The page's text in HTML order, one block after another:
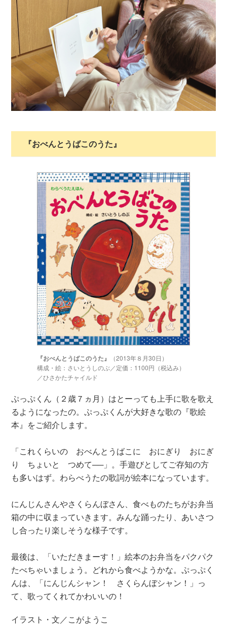
『おべんとうばこのうた』
『おべんとうばこのうた』
（2013年８月30日）
構成・絵：さいとうしのぶ／定価：1100円（税込み）
／ひさかたチャイルド
ぷっぷくん（２歳７ヵ月）はとーっても上手に歌を歌え
るようになったの。ぷっぷくんが大好きな歌の『歌絵
本』をご紹介します。
「これくらいの おべんとうばこに おにぎり おにぎ
り ちょいと つめて──」。手遊びとしてご存知の方
も多いはず。わらべうたの歌詞が絵本になっています。
にんじんさんやさくらんぼさん、食べものたちがお弁当
箱の中に収まっていきます。みんな踊ったり、あいさつ
し合ったり楽しそうな様子です。
最後は、「いただきまーす！」絵本のお弁当をパクパク
たべちゃいましょう。どれから食べようかな。ぷっぷく
んは、「にんじんシャン！ さくらんぼシャン！」っ
て、歌ってくれてかわいいの！
イラスト・文／こがようこ